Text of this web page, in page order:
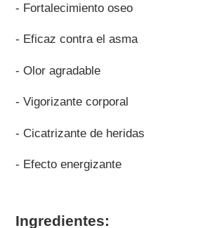
- Fortalecimiento oseo
- Eficaz contra el asma
- Olor agradable
- Vigorizante corporal
- Cicatrizante de heridas
- Efecto energizante
Ingredientes: